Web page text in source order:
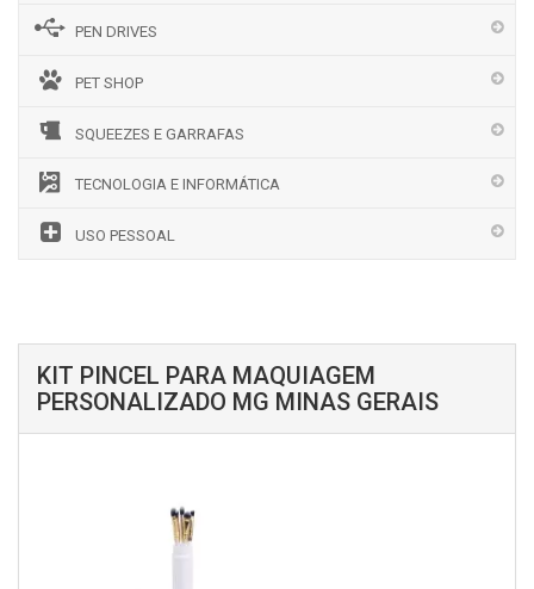
PEN DRIVES
PET SHOP
SQUEEZES E GARRAFAS
TECNOLOGIA E INFORMÁTICA
USO PESSOAL
KIT PINCEL PARA MAQUIAGEM
PERSONALIZADO MG MINAS GERAIS